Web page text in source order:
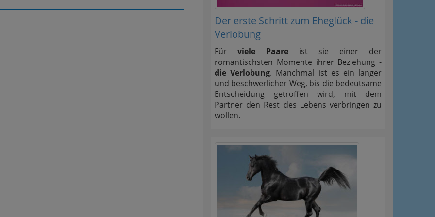
Der erste Schritt zum Eheglück - die
Verlobung
Für viele Paare ist sie einer der
romantischsten Momente ihrer Beziehung -
die Verlobung. Manchmal ist es ein langer
und beschwerlicher Weg, bis die bedeutsame
Entscheidung getroffen wird, mit dem
Partner den Rest des Lebens verbringen zu
wollen.